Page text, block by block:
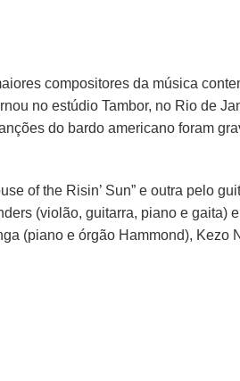
compositores da música
no estúdio Tambor, no Rio de
do bardo americano foram
of the Risin’ Sun” e outra pelo
(violão, guitarra, piano e gaita)
(piano e órgão Hammond), Kezo